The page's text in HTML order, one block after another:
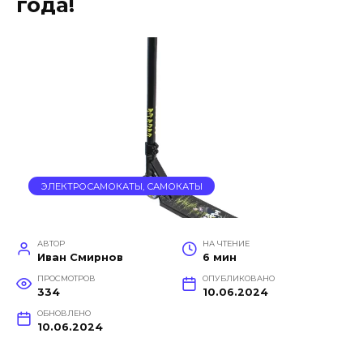
ЭЛЕКТРОСАМОКАТЫ, САМОКАТЫ
АВТОР
Иван Смирнов
НА ЧТЕНИЕ
6 мин
ПРОСМОТРОВ
334
ОПУБЛИКОВАНО
10.06.2024
ОБНОВЛЕНО
10.06.2024